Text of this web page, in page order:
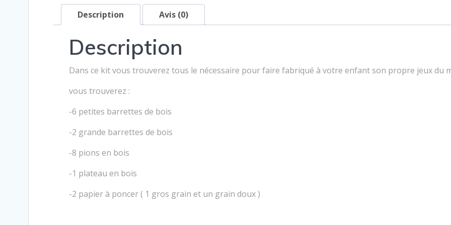
Description Avis (0)
Description
Dans ce kit vous trouverez tous le nécessaire pour faire fabriqué à votre enfant son propre jeux du
vous trouverez :
-6 petites barrettes de bois
-2 grande barrettes de bois
-8 pions en bois
-1 plateau en bois
-2 papier à poncer ( 1 gros grain et un grain doux )